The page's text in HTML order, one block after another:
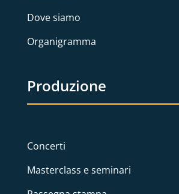
Dove siamo
Organigramma
Produzione
Concerti
Masterclass e seminari